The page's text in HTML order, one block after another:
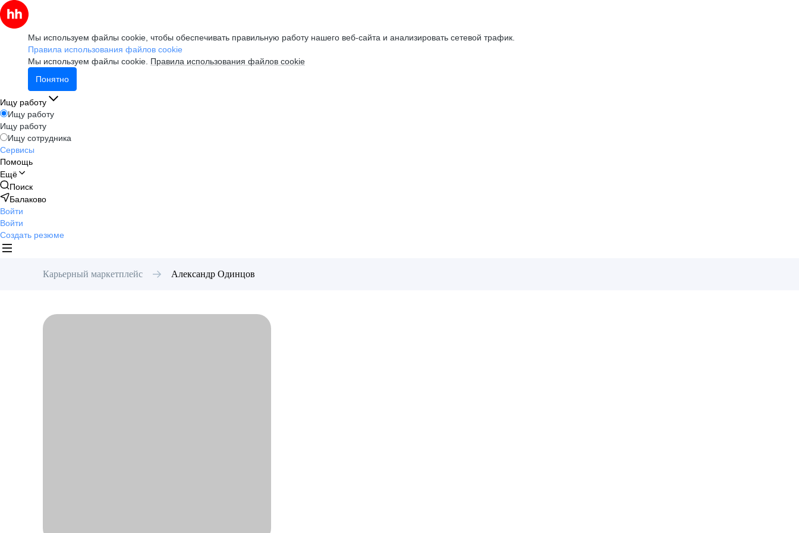
Мы используем файлы cookie, чтобы обеспечивать правильную работу нашего веб-сайта и анализировать сетевой трафик.
Правила использования файлов cookie
Мы используем файлы cookie. Правила использования файлов cookie
Понятно
Ищу работу
Ищу работу
Ищу работу
Ищу сотрудника
Сервисы
Помощь
Ещё
Поиск
Балаково
Войти
Войти
Создать резюме
Карьерный маркетплейс Александр Одинцов